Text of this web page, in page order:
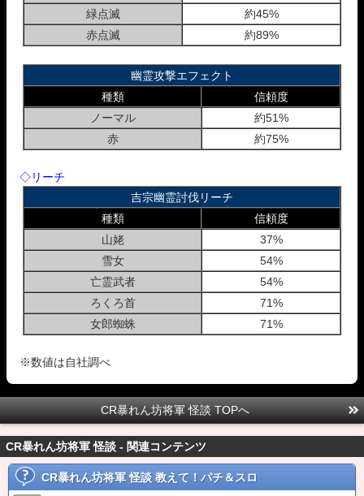
緑点滅
約45%
赤点滅
約89%
幽霊攻撃エフェクト
種類
信頼度
ノーマル
約51%
赤
約75%
◇リーチ
吉宗幽霊討伐リーチ
種類
信頼度
山姥
37%
雪女
54%
亡霊武者
54%
ろくろ首
71%
女郎蜘蛛
71%
※数値は自社調べ
CR暴れん坊将軍 怪談 TOPへ
CR暴れん坊将軍 怪談 - 関連コンテンツ
CR暴れん坊将軍 怪談教えて！パチ＆スロ